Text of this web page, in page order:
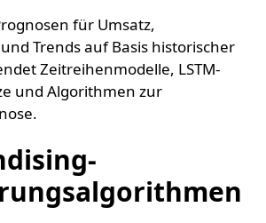
für Umsatz,
Trends auf Basis historischer
Zeitreihenmodelle, LSTM-
und Algorithmen zur